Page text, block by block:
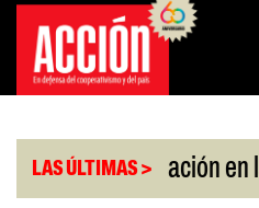
Saltar
contenido
LAS ÚLTIMAS >
Bonificación en la